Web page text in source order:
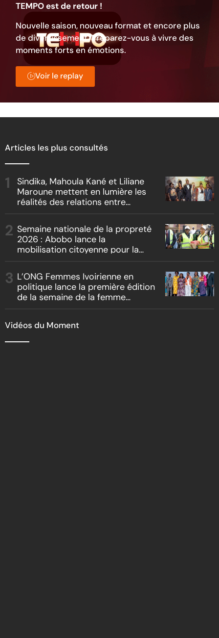
TEMPO est de retour !
Nouvelle saison, nouveau format et encore plus
de divertissement. Préparez-vous à vivre des
moments forts en émotions.
Voir le replay
Articles les plus consultés
Sindika, Mahoula Kané et Liliane
Maroune mettent en lumière les
réalités des relations entre
« Boss vs Boss »
Semaine nationale de la propreté
2026 : Abobo lance la
mobilisation citoyenne pour la
L’ONG Femmes Ivoirienne en
politique lance la première édition
de la semaine de la femme
Vidéos du Moment